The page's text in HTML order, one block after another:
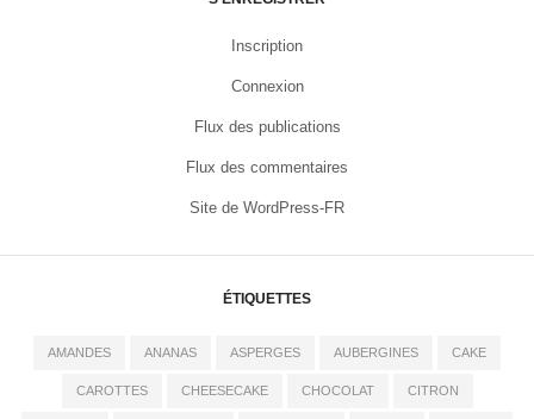
Inscription
Connexion
Flux des publications
Flux des commentaires
Site de WordPress-FR
ÉTIQUETTES
AMANDES ANANAS ASPERGES AUBERGINES CAKE
CAROTTES CHEESECAKE CHOCOLAT CITRON